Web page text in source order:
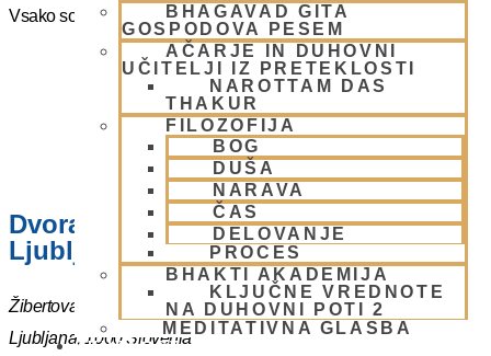
BHAGAVAD GITA
GOSPODOVA PESEM
AČARJE IN DUHOVNI
UČITELJI IZ PRETEKLOSTI
NAROTTAM DAS
THAKUR
FILOZOFIJA
BOG
DUŠA
NARAVA
ČAS
DELOVANJE
PROCES
BHAKTI AKADEMIJA
KLJUČNE VREDNOTE
NA DUHOVNI POTI 2
MEDITATIVNA GLASBA
SKUPNOST
Vsako soboto ob 16.00 do 17:00
Dvorana – Center Hare Krišna v
Ljubljani
Žibertova 27
Ljubljana, 1000 Slovenia